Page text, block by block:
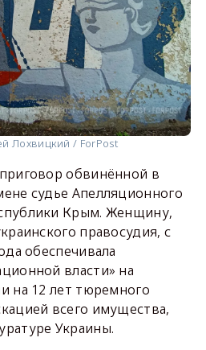
Лохвицкий / ForPost
обвинённой в
судье Апелляционного
Крым. Женщину,
правосудия, с
обеспечивала
власти» на
на 12 лет тюремного
всего имущества,
Украины.